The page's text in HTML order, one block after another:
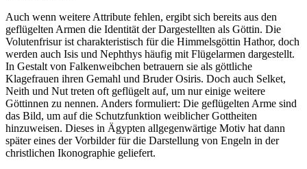
Auch wenn weitere Attribute fehlen, ergibt sich bereits aus den
geflügelten Armen die Identität der Dargestellten als Göttin. Die
Volutenfrisur ist charakteristisch für die Himmelsgöttin Hathor, doch
werden auch Isis und Nephthys häufig mit Flügelarmen dargestellt.
In Gestalt von Falkenweibchen betrauern sie als göttliche
Klagefrauen ihren Gemahl und Bruder Osiris. Doch auch Selket,
Neith und Nut treten oft geflügelt auf, um nur einige weitere
Göttinnen zu nennen. Anders formuliert: Die geflügelten Arme sind
das Bild, um auf die Schutzfunktion weiblicher Gottheiten
hinzuweisen. Dieses in Ägypten allgegenwärtige Motiv hat dann
später eines der Vorbilder für die Darstellung von Engeln in der
christlichen Ikonographie geliefert.